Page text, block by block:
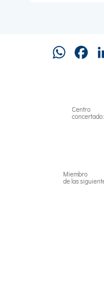
Centro
concertado:
Miembro
de las